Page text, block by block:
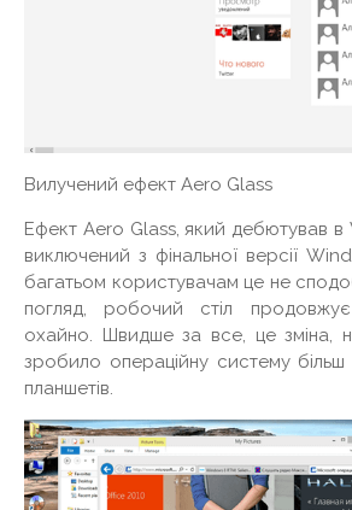
Вилучений ефект Aero Glass
Ефект Aero Glass, який дебютував в
виключений з фінальної версії
багатьом користувачам це не
погляд, робочий стіл
охайно. Швидше за все, це зміна,
зробило операційну систему більш
планшетів.